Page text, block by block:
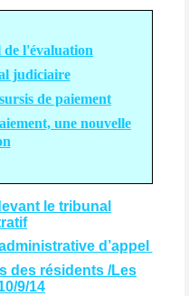
de l'évaluation
judiciaire
de paiement
une nouvelle
le tribunal
d’appel
des résidents /Les
9/14